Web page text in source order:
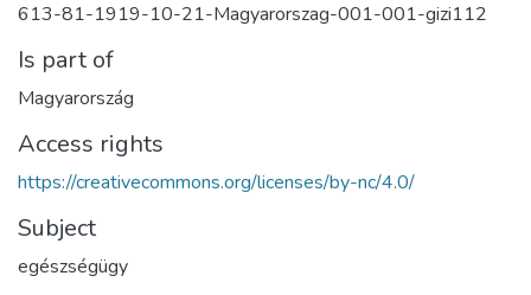
613-81-1919-10-21-Magyarorszag-001-001-gizi112
Is part of
Magyarország
Access rights
https://creativecommons.org/licenses/by-nc/4.0/
Subject
egészségügy